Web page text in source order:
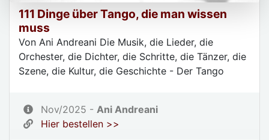
111 Dinge über Tango, die man wissen
muss
Von Ani Andreani Die Musik, die Lieder, die
Orchester, die Dichter, die Schritte, die Tänzer, die
Szene, die Kultur, die Geschichte - Der Tango
Nov/2025 - Ani Andreani
Hier bestellen >>